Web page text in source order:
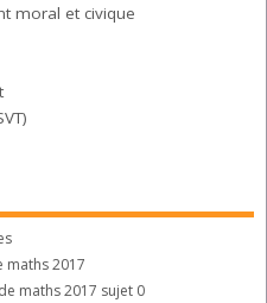
moral et civique
maths 2017
maths 2017 sujet 0